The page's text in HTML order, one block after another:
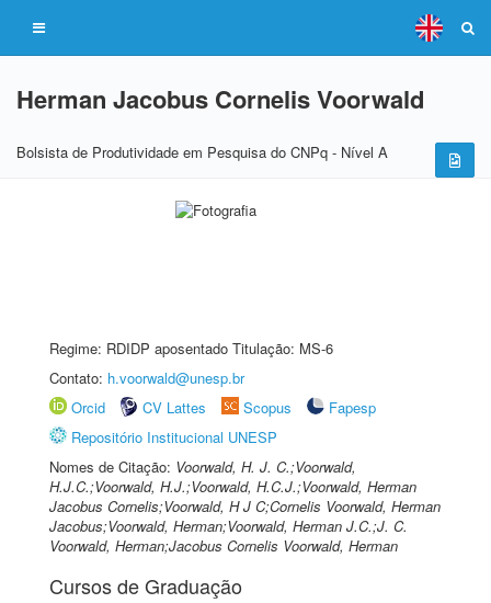
Herman Jacobus Cornelis Voorwald
Bolsista de Produtividade em Pesquisa do CNPq - Nível A
Regime: RDIDP aposentado Titulação: MS-6
Contato: h.voorwald@unesp.br
Orcid
CV Lattes Scopus
Fapesp
Repositório Institucional UNESP
Nomes de Citação: Voorwald, H. J. C.;Voorwald,
H.J.C.;Voorwald, H.J.;Voorwald, H.C.J.;Voorwald, Herman
Jacobus Cornelis;Voorwald, H J C;Cornelis Voorwald, Herman
Jacobus;Voorwald, Herman;Voorwald, Herman J.C.;J. C.
Voorwald, Herman;Jacobus Cornelis Voorwald, Herman
Cursos de Graduação